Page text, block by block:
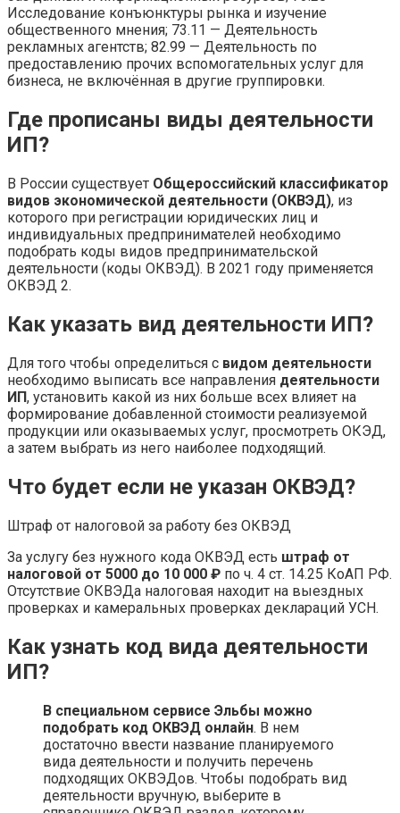
Исследование конъюнктуры рынка и изучение
общественного мнения; 73.11 — Деятельность
рекламных агентств; 82.99 — Деятельность по
предоставлению прочих вспомогательных услуг для
бизнеса, не включённая в другие группировки.
Где прописаны виды деятельности
ИП?
В России существует Общероссийский классификатор
видов экономической деятельности (ОКВЭД), из
которого при регистрации юридических лиц и
индивидуальных предпринимателей необходимо
подобрать коды видов предпринимательской
деятельности (коды ОКВЭД). В 2021 году применяется
ОКВЭД 2.
Как указать вид деятельности ИП?
Для того чтобы определиться с видом деятельности
необходимо выписать все направления деятельности
ИП, установить какой из них больше всех влияет на
формирование добавленной стоимости реализуемой
продукции или оказываемых услуг, просмотреть ОКЭД,
а затем выбрать из него наиболее подходящий.
Что будет если не указан ОКВЭД?
Штраф от налоговой за работу без ОКВЭД
За услугу без нужного кода ОКВЭД есть штраф от
налоговой от 5000 до 10 000 ₽ по ч. 4 ст. 14.25 КоАП РФ.
Отсутствие ОКВЭДа налоговая находит на выездных
проверках и камеральных проверках деклараций УСН.
Как узнать код вида деятельности
ИП?
В специальном сервисе Эльбы можно
подобрать код ОКВЭД онлайн. В нем
достаточно ввести название планируемого
вида деятельности и получить перечень
подходящих ОКВЭДов. Чтобы подобрать вид
деятельности вручную, выберите в